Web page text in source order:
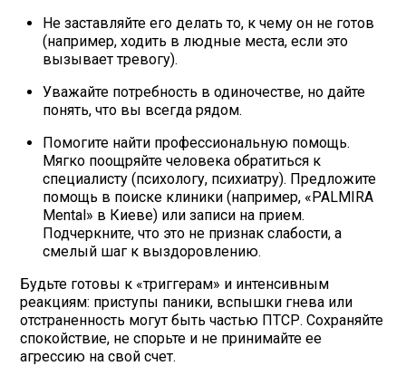
Не заставляйте его делать то, к чему он не готов
(например, ходить в людные места, если это
вызывает тревогу).
Уважайте потребность в одиночестве, но дайте
понять, что вы всегда рядом.
Помогите найти профессиональную помощь.
Мягко поощряйте человека обратиться к
специалисту (психологу, психиатру). Предложите
помощь в поиске клиники (например, «PALMIRA
Mental» в Киеве) или записи на прием.
Подчеркните, что это не признак слабости, а
смелый шаг к выздоровлению.
Будьте готовы к «триггерам» и интенсивным
реакциям: приступы паники, вспышки гнева или
отстраненность могут быть частью ПТСР. Сохраняйте
спокойствие, не спорьте и не принимайте ее
агрессию на свой счет.